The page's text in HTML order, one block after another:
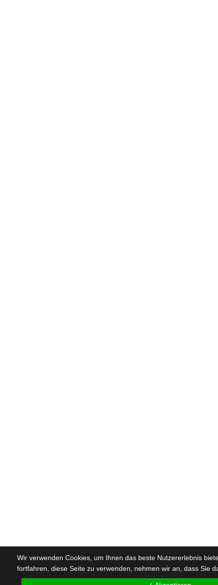
Wir verwenden Cookies, um Ihnen das beste Nutzererlebnis
fortfahren, diese Seite zu verwenden, nehmen wir an, dass Sie